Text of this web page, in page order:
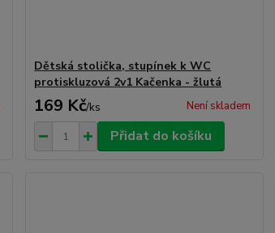
Dětská stolička, stupínek k WC
protiskluzová 2v1 Kačenka - žlutá
169 Kč/ks Není skladem
Přidat do košíku